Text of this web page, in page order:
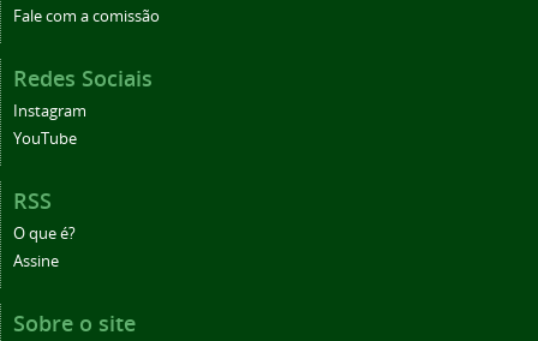
Fale com a comissão
Redes Sociais
Instagram
YouTube
RSS
O que é?
Assine
Sobre o site